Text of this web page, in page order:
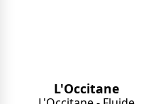
L'Occitane